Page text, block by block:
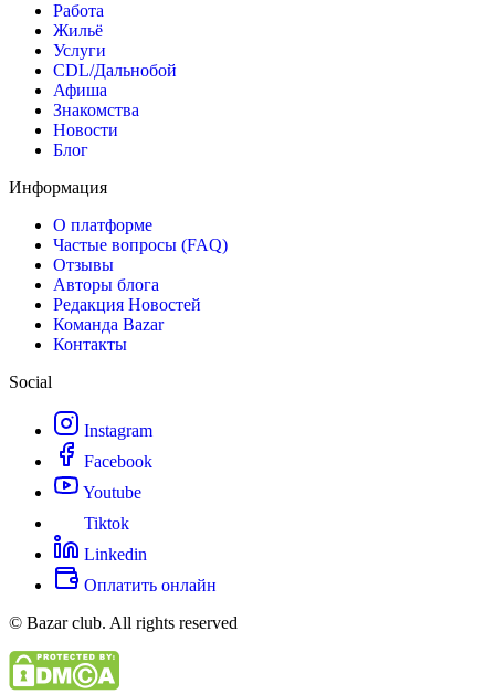
Работа
Жильё
Услуги
CDL/Дальнобой
Афиша
Знакомства
Новости
Блог
Информация
О платформе
Частые вопросы (FAQ)
Отзывы
Авторы блога
Редакция Новостей
Команда Bazar
Контакты
Social
Instagram
Facebook
Youtube
Tiktok
Linkedin
Оплатить онлайн
© Bazar club. All rights reserved